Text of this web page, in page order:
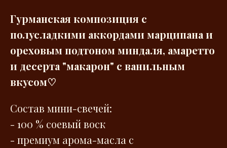
Гурманская композиция с
полусладкими аккордами марципана и
ореховым подтоном миндаля, амаретто
и десерта "макарон" с ванильным
вкусом♡
Состав мини-свечей:
- 100 % соевый воск
- премиум арома-масла с